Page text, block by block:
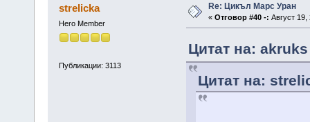
strelicka
Hero Member
Публикации: 3113
Re: Цикъл Марс Уран
« Отговор #40 -: Август
Цитат на:
Цитат на: